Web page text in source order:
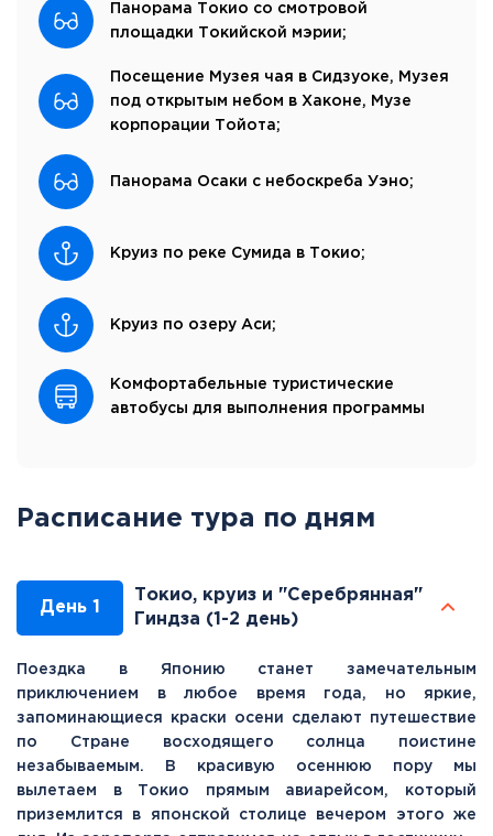
Панорама Токио со смотровой
площадки Токийской мэрии;
Посещение Музея чая в Сидзуоке, Музея
под открытым небом в Хаконе, Музе
корпорации Тойота;
Панорама Осаки с небоскреба Уэно;
Круиз по реке Сумида в Токио;
Круиз по озеру Аси;
Комфортабельные туристические
автобусы для выполнения программы
Расписание тура по дням
День 1
Токио, круиз и "Серебрянная"
Гиндза (1-2 день)
Поездка в Японию станет замечательным
приключением в любое время года, но яркие,
запоминающиеся краски осени сделают путешествие
по Стране восходящего солнца поистине
незабываемым. В красивую осеннюю пору мы
вылетаем в Токио прямым авиарейсом, который
приземлится в японской столице вечером этого же